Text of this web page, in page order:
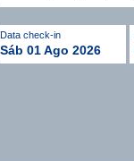
Data check-in
Sáb 01 Ago 2026